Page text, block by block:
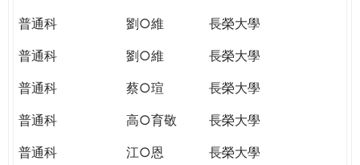
普通科
劉○維
長榮大學
普通科
劉○維
長榮大學
普通科
蔡○瑄
長榮大學
普通科
高○育敬
長榮大學
普通科
江○恩
長榮大學